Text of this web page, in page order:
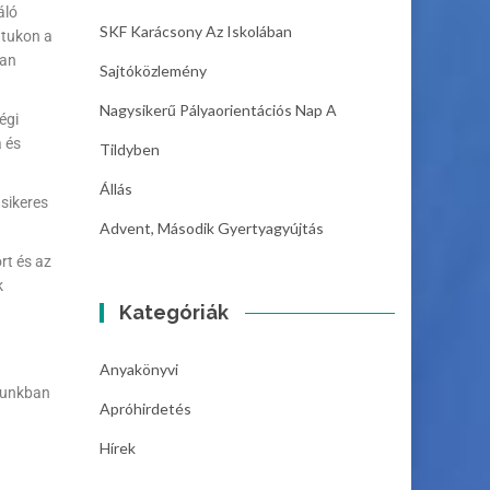
a
és
és az
SKF Karácsony Az Iskolában
Sajtóközlemény
Nagysikerű Pályaorientációs Nap A
Tildyben
Állás
Advent, Második Gyertyagyújtás
Kategóriák
Anyakönyvi
Apróhirdetés
Hírek